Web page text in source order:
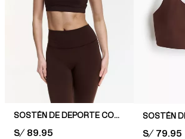
SOSTÉN DE DEPORTE CON SOFTMOVE™
PRICE:
S/ 89.95 PRICE:
S/ 79.95